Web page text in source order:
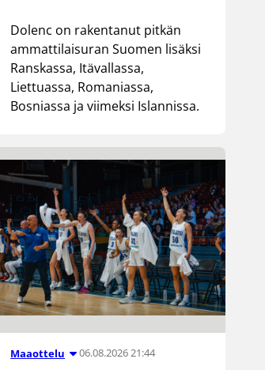
Dolenc on rakentanut pitkän
ammattilaisuran Suomen lisäksi
Ranskassa, Itävallassa,
Liettuassa, Romaniassa,
Bosniassa ja viimeksi Islannissa.
Maaottelu 06.08.2026 21:44